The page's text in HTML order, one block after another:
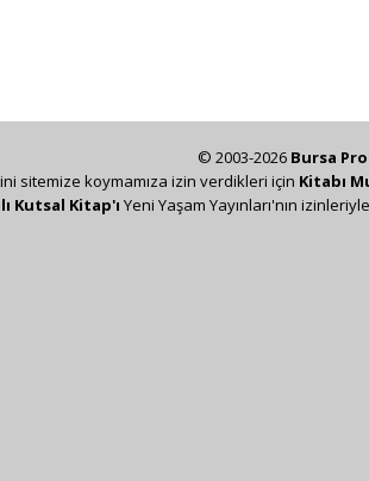
© 2003-2026 Bursa
sitemize koymamıza izin verdikleri için Kitabı
Kutsal Kitap'ı Yeni Yaşam Yayınları'nın